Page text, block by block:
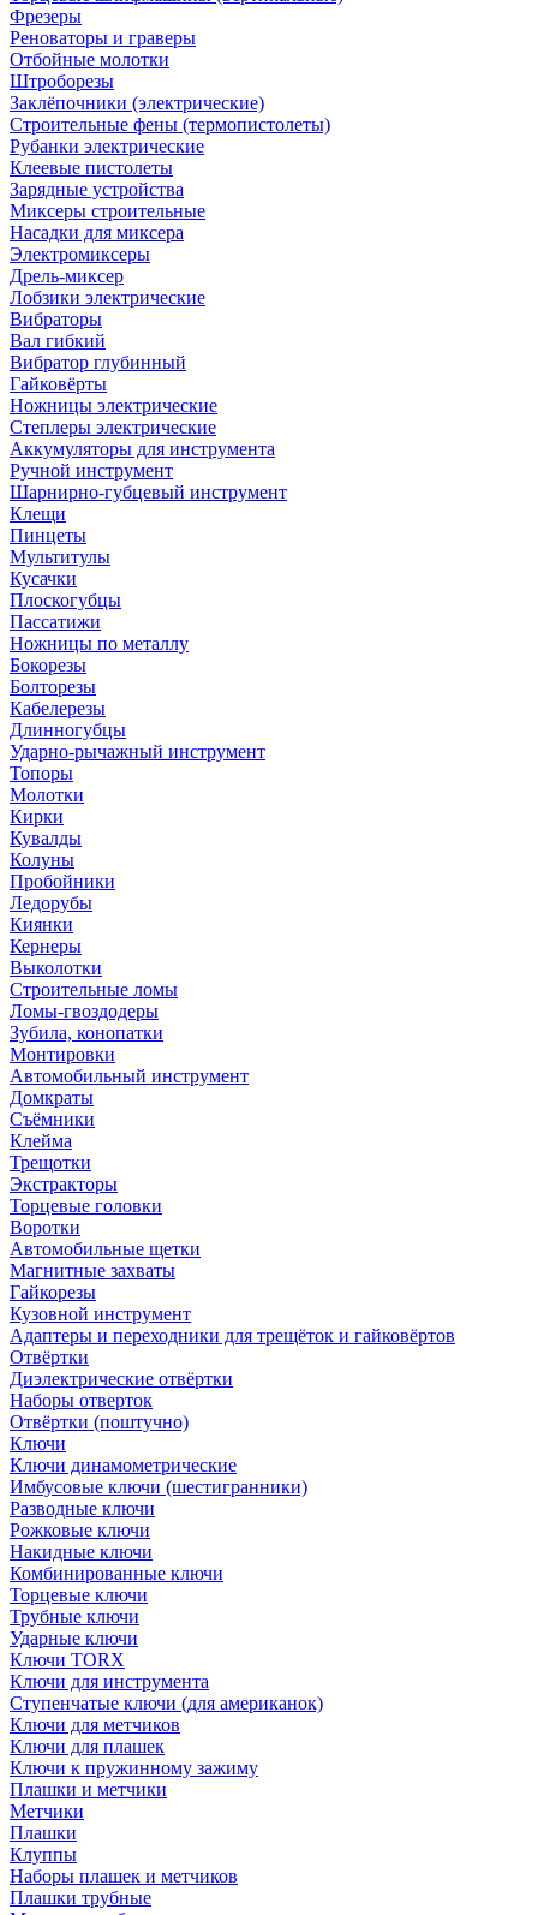
Фрезеры
Реноваторы и граверы
Отбойные молотки
Штроборезы
Заклёпочники (электрические)
Строительные фены (термопистолеты)
Рубанки электрические
Клеевые пистолеты
Зарядные устройства
Миксеры строительные
Насадки для миксера
Электромиксеры
Дрель-миксер
Лобзики электрические
Вибраторы
Вал гибкий
Вибратор глубинный
Гайковёрты
Ножницы электрические
Степлеры электрические
Аккумуляторы для инструмента
Ручной инструмент
Шарнирно-губцевый инструмент
Клещи
Пинцеты
Мультитулы
Кусачки
Плоскогубцы
Пассатижи
Ножницы по металлу
Бокорезы
Болторезы
Кабелерезы
Длинногубцы
Ударно-рычажный инструмент
Топоры
Молотки
Кирки
Кувалды
Колуны
Пробойники
Ледорубы
Киянки
Кернеры
Выколотки
Строительные ломы
Ломы-гвоздодеры
Зубила, конопатки
Монтировки
Автомобильный инструмент
Домкраты
Съёмники
Клейма
Трещотки
Экстракторы
Торцевые головки
Воротки
Автомобильные щетки
Магнитные захваты
Гайкорезы
Кузовной инструмент
Адаптеры и переходники для трещёток и гайковёртов
Отвёртки
Диэлектрические отвёртки
Наборы отверток
Отвёртки (поштучно)
Ключи
Ключи динамометрические
Имбусовые ключи (шестигранники)
Разводные ключи
Рожковые ключи
Накидные ключи
Комбинированные ключи
Торцевые ключи
Трубные ключи
Ударные ключи
Ключи TORX
Ключи для инструмента
Ступенчатые ключи (для американок)
Ключи для метчиков
Ключи для плашек
Ключи к пружинному зажиму
Плашки и метчики
Метчики
Плашки
Клуппы
Наборы плашек и метчиков
Плашки трубные